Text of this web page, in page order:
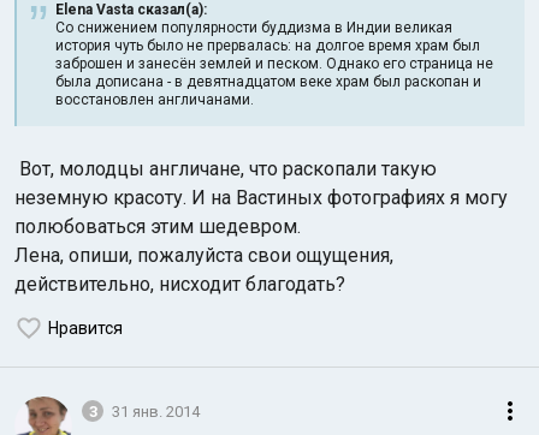
Elena Vasta сказал(а):
Со снижением популярности буддизма в Индии великая
история чуть было не прервалась: на долгое время храм был
заброшен и занесён землей и песком. Однако его страница не
была дописана - в девятнадцатом веке храм был раскопан и
восстановлен англичанами.
Вот, молодцы англичане, что раскопали такую
неземную красоту. И на Вастиных фотографиях я могу
полюбоваться этим шедевром.
Лена, опиши, пожалуйста свои ощущения,
действительно, нисходит благодать?
Нравится
3 31 янв. 2014